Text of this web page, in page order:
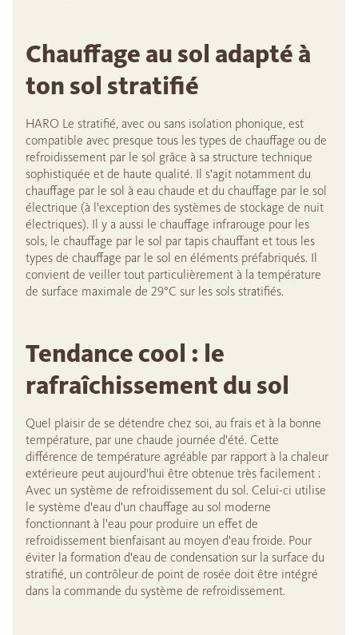
Chauffage au sol adapté à
ton sol stratifié
HARO Le stratifié, avec ou sans isolation phonique, est
compatible avec presque tous les types de chauffage ou de
refroidissement par le sol grâce à sa structure technique
sophistiquée et de haute qualité. Il s'agit notamment du
chauffage par le sol à eau chaude et du chauffage par le sol
électrique (à l'exception des systèmes de stockage de nuit
électriques). Il y a aussi le chauffage infrarouge pour les
sols, le chauffage par le sol par tapis chauffant et tous les
types de chauffage par le sol en éléments préfabriqués. Il
convient de veiller tout particulièrement à la température
de surface maximale de 29°C sur les sols stratifiés.
Tendance cool : le
rafraîchissement du sol
Quel plaisir de se détendre chez soi, au frais et à la bonne
température, par une chaude journée d'été. Cette
différence de température agréable par rapport à la chaleur
extérieure peut aujourd'hui être obtenue très facilement :
Avec un système de refroidissement du sol. Celui-ci utilise
le système d'eau d'un chauffage au sol moderne
fonctionnant à l'eau pour produire un effet de
refroidissement bienfaisant au moyen d'eau froide. Pour
éviter la formation d'eau de condensation sur la surface du
stratifié, un contrôleur de point de rosée doit être intégré
dans la commande du système de refroidissement.